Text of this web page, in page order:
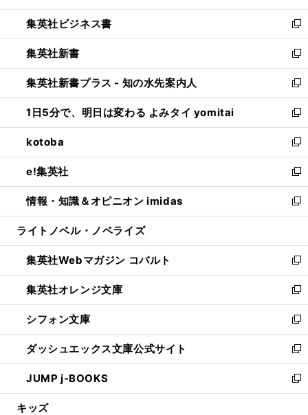
開
く
ウ
で
開
く
ン
ド
ウ
で
開
く
し
い
ウ
ィ
ン
ド
ウ
で
開
く
集英社ビジネス書
新
し
い
ウ
ィ
ン
ド
ウ
で
開
く
集英社新書
新
し
い
ウ
ィ
ン
ド
ウ
で
開
く
集英社新書プラス - 知の水先案内人
新
し
い
ウ
ィ
ン
ド
ウ
で
開
1日5分で、明日は変わる よみタイ yomitai
新
し
い
ウ
ィ
ン
ド
ウ
開
く
kotoba
新
し
い
ウ
ィ
ン
ウ
で
開
く
e!集英社
新
し
い
ウ
ン
ド
ウ
で
開
く
情報・知識＆オピニオン imidas
新
し
ウ
ィ
ン
ド
ウ
で
開
く
ライトノベル・ノベライズ
集英社Webマガジン コバルト
新
し
い
ウ
ィ
ン
ド
ウ
で
開
集英社オレンジ文庫
新
し
い
ウ
ィ
ン
ド
ウ
シフォン文庫
新
し
い
ウ
ィ
ン
ダッシュエックス文庫公式サイト
新
し
い
ウ
JUMP j-BOOKS
新
し
キッズ